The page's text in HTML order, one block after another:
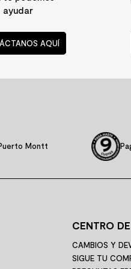
ayudar
AQUÍ
Montt
CENTRO
CAMBIOS Y
SIGUE TU